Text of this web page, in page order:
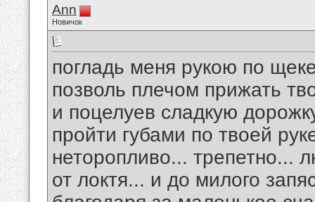
Аnn
Новичок
погладь меня рукою по
позволь плечом прижать
и поцелуев сладкую
пройти губами по твоей
неторопливо... трепетно...
от локтя... и до милого